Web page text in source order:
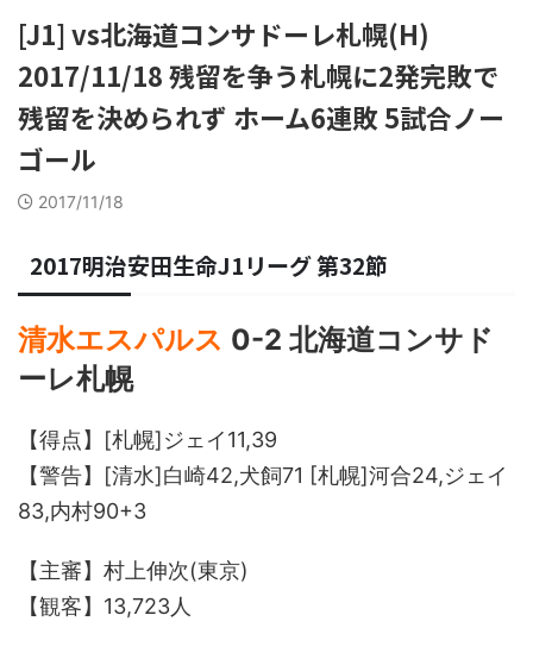
[J1] vs北海道コンサドーレ札幌(H)
2017/11/18 残留を争う札幌に2発完敗で
残留を決められず ホーム6連敗 5試合ノー
ゴール
2017/11/18
2017明治安田生命J1リーグ 第32節
清水エスパルス 0-2 北海道コンサド
ーレ札幌
【得点】[札幌]ジェイ11,39
【警告】[清水]白崎42,犬飼71 [札幌]河合24,ジェイ
83,内村90+3
【主審】村上伸次(東京)
【観客】13,723人